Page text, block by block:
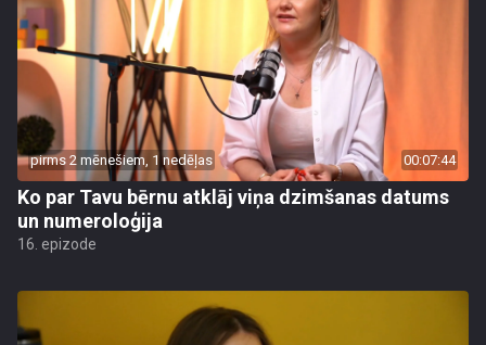
pirms 2 mēnešiem, 1 nedēļas 00:07:44
Ko par Tavu bērnu atklāj viņa dzimšanas datums
un numeroloģija
16. epizode